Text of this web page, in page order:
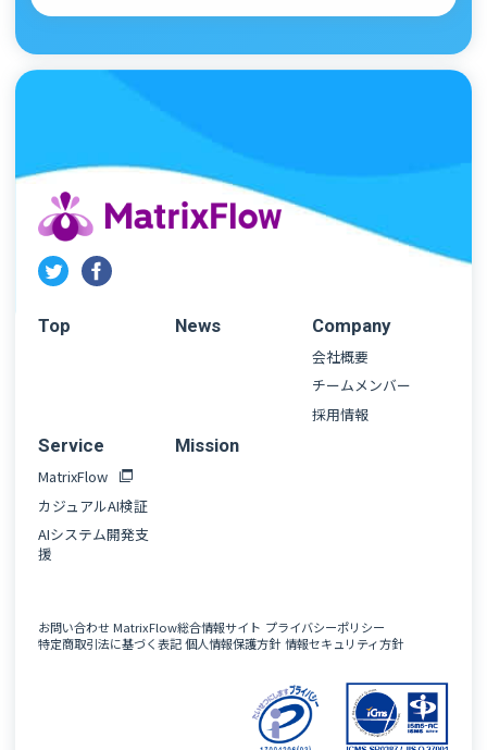
Top News
Company
会社概要
チームメンバー
採用情報
Service
MatrixFlow
カジュアルAI検証
AIシステム開発支
援
Mission
お問い合わせ MatrixFlow総合情報サイト プライバシーポリシー
特定商取引法に基づく表記 個人情報保護方針 情報セキュリティ方針